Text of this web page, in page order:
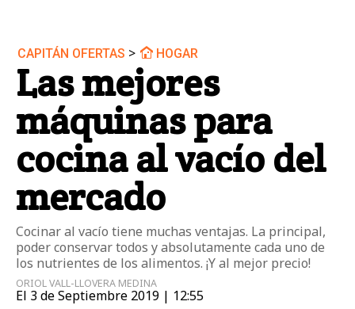
CAPITÁN OFERTAS > HOGAR
Las mejores
máquinas para
cocina al vacío del
mercado
Cocinar al vacío tiene muchas ventajas. La principal,
poder conservar todos y absolutamente cada uno de
los nutrientes de los alimentos. ¡Y al mejor precio!
ORIOL VALL-LLOVERA MEDINA
El 3 de Septiembre 2019 | 12:55